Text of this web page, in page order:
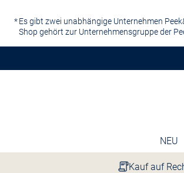
Es gibt zwei unabhängige Unternehmen
Shop gehört zur Unternehmensgruppe der
NEU
Kauf auf